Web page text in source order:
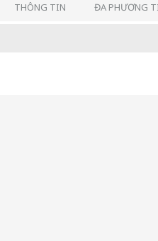
THÔNG TIN ĐA PHƯƠNG